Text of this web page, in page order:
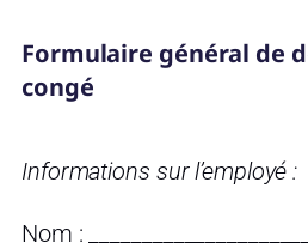
Formulaire général de
congé
Informations sur l’employé :
Nom :